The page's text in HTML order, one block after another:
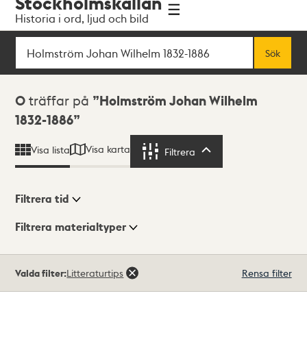
navigationen
huvudinnehållet
Historia i ord, ljud och bild
Sök
Sök
Sökresultat
0 träffar på
Holmström Johan Wilhelm
1832-1886
Visa lista Visa karta Filtrera
Visningsläge
Filtrera tid
Filtrera materialtyper
träffar
Valda filter:Litteraturtips Rensa filter